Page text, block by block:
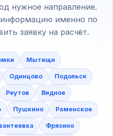
нужное направление.
именно по
заявку на расчёт.
Мытищи
Одинцово Подольск
Реутов Видное
Пушкино Раменское
Фрязино